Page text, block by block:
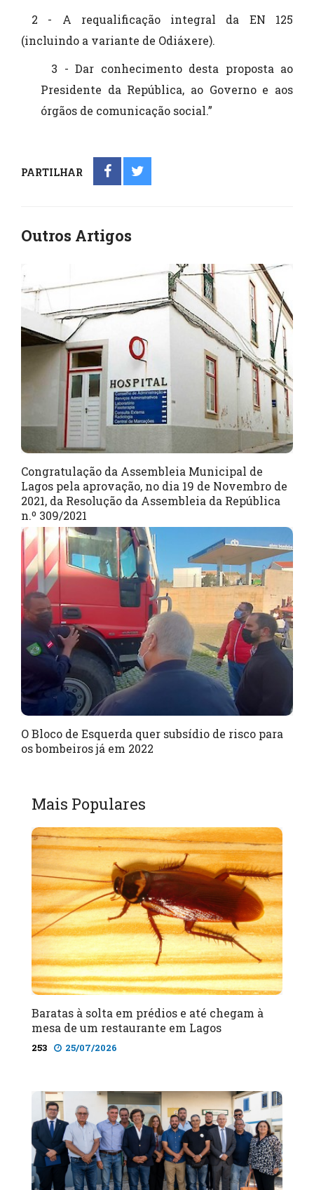
2 - A requalificação integral da EN 125
(incluindo a variante de Odiáxere).
3 - Dar conhecimento desta proposta ao
Presidente da República, ao Governo e aos
órgãos de comunicação social.”
PARTILHAR
Outros Artigos
Congratulação da Assembleia Municipal de
Lagos pela aprovação, no dia 19 de Novembro de
2021, da Resolução da Assembleia da República
n.º 309/2021
O Bloco de Esquerda quer subsídio de risco para
os bombeiros já em 2022
Mais Populares
Baratas à solta em prédios e até chegam à
mesa de um restaurante em Lagos
253 25/07/2026